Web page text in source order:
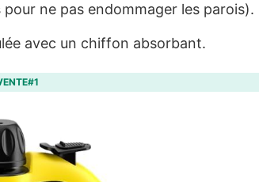
ne pas endommager les parois).
avec un chiffon absorbant.